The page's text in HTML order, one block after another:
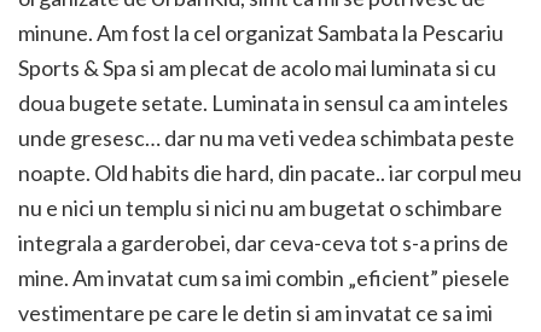
minune. Am fost la cel organizat Sambata la Pescariu
Sports & Spa si am plecat de acolo mai luminata si cu
doua bugete setate. Luminata in sensul ca am inteles
unde gresesc… dar nu ma veti vedea schimbata peste
noapte. Old habits die hard, din pacate.. iar corpul meu
nu e nici un templu si nici nu am bugetat o schimbare
integrala a garderobei, dar ceva-ceva tot s-a prins de
mine. Am invatat cum sa imi combin „eficient” piesele
vestimentare pe care le detin si am invatat ce sa imi